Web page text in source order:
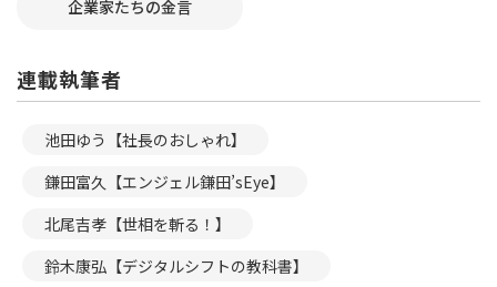
企業家たちの金言
連載執筆者
池田ゆう【社長のおしゃれ】
鎌田富久【エンジェル鎌田’sEye】
北尾吉孝【世相を斬る！】
鈴木康弘【デジタルシフトの教科書】